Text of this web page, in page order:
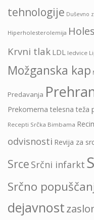
tehnologije Duševno
Hiperholesterolemija
Krvni tlak LDL ledvice
Možganska kap
Predavanja
Prekomerna telesna teža
Recepti Srčka Bimbama
odvisnosti Revija za
Srce Srčni infarkt
Srčno
dejavnost